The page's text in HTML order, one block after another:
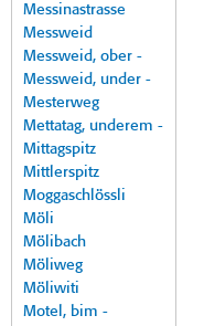
Messinastrasse
Messweid
Messweid, ober -
Messweid, under -
Mesterweg
Mettatag, underem -
Mittagspitz
Mittlerspitz
Moggaschlössli
Möli
Mölibach
Möliweg
Möliwiti
Motel, bim -